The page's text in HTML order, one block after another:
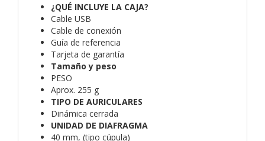
¿QUÉ INCLUYE LA CAJA?
Cable USB
Cable de conexión
Guía de referencia
Tarjeta de garantía
Tamaño y peso
PESO
Aprox. 255 g
TIPO DE AURICULARES
Dinámica cerrada
UNIDAD DE DIAFRAGMA
40 mm, (tipo cúpula)